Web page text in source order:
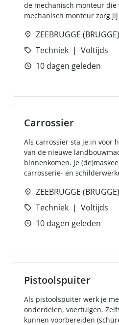
de mechanisch monteur die
mechanisch monteur zorg
ZEEBRUGGE (BRUGGE)
Techniek
Voltijds
10 dagen geleden
Carrossier
Als carrossier sta je in voor
van de nieuwe
binnenkomen. Je
carrosserie- en
ZEEBRUGGE (BRUGGE)
Techniek
Voltijds
10 dagen geleden
Pistoolspuiter
Als pistoolspuiter werk je
onderdelen, voertuigen.
kunnen voorbereiden